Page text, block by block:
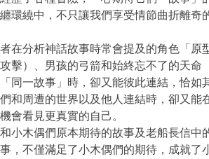
環繞中，不只讓我們享受情節曲折離
在分析神話故事時常會提及的角色「
擊）、男孩的弓箭和始終忘不了的天
一故事」時，卻又能彼此連結，恰如
和周遭的世界以及他人連結時，卻又
會看見更真實的自己。
小木偶們原本期待的故事及老船長信
，不僅滿足了小木偶們的期待，成就